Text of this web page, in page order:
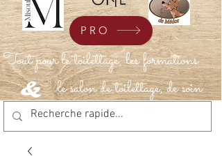
Tout pour le toilettage, les formations
le salon de toilettage, de soin
&
PRO